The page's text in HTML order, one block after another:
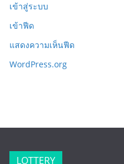
เข้าสู่ระบบ
เข้าฟีด
แสดงความเห็นฟีด
WordPress.org
LOTTERY